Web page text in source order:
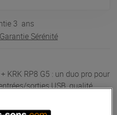
3 ans
Sérénité
KRK RP8 G5 : un duo pro pour
sorties USB, qualité
de gamme.